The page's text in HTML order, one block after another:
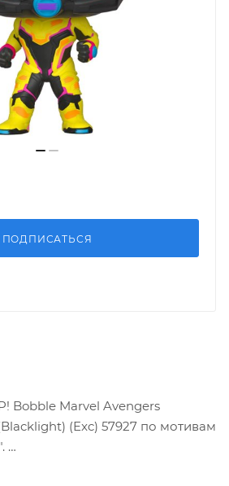
ПОДПИСАТЬСЯ
Bobble Marvel Avengers
(Exc) 57927 по мотивам